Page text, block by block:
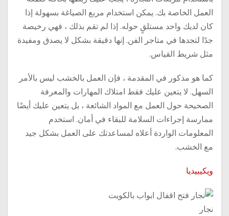
العمل الخاصة بك. يمكن استخدام مربع الصياغة بسهولة إذا
كان لديك واحد مستلقٍ حوله. إذا لم تقم بذلك ، فهي رخيصة
جدًا لتجدها في متاجر الفن. إنها دقيقة بشكل لا يصدق ومفيدة
مثل شريط القياس.
كما هو مذكور في المقدمة ، فإن العمل بالخشب ليس بالأمر
السهل. لا يتعين عليك فقط امتلاك المهارات والمعرفة
الصحيحة حول العمل مع المواد الشائعة ، بل يتعين عليك أيضًا
ممارسة إجراءات السلامة للبقاء في أمان. استخدم
المعلومات الواردة أعلاه لمساعدتك على العمل بشكل جيد
مع الخشب.
ويكيبيديا
نجار